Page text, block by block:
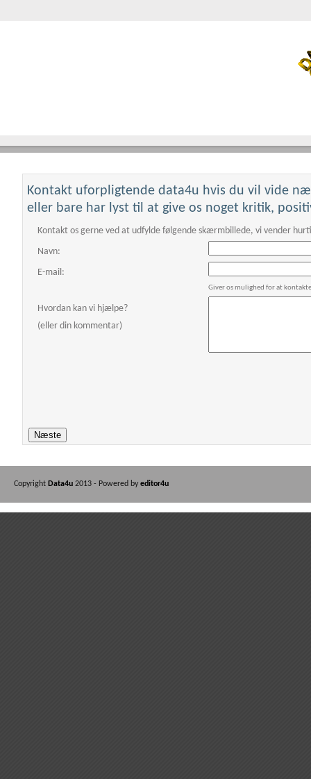
This page can't
Do you own this
Kontakt uforpligtende data4u hvis du vil vide
eller bare har lyst til at give os noget kritik,
Kontakt os gerne ved at udfylde følgende skærmbillede, vi vender
Navn:
E-mail:
Giver os mulighed for at
Hvordan kan vi hjælpe?
(eller din kommentar)
Copyright Data4u 2013 - Powered by editor4u